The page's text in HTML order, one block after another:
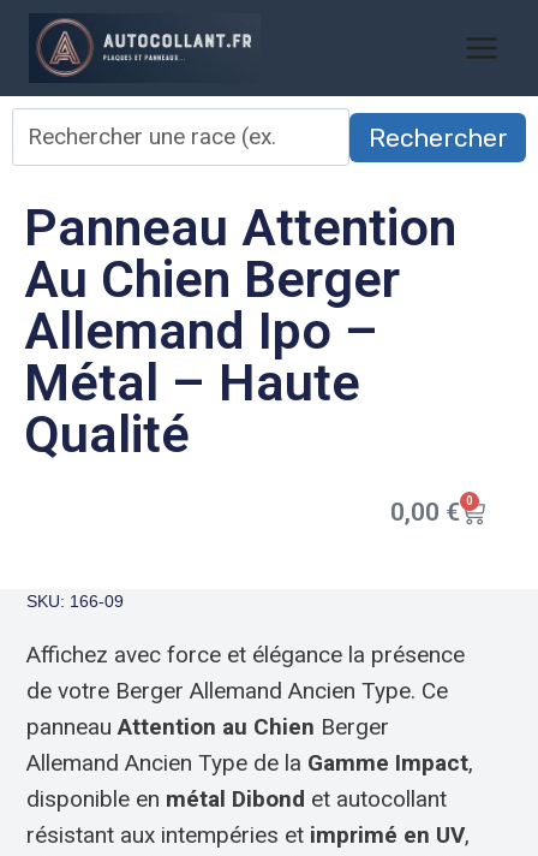
Rechercher
Panneau Attention
Au Chien Berger
Allemand Ipo –
Métal – Haute
Qualité
0,00 € 0
SKU: 166-09
Affichez avec force et élégance la présence
de votre Berger Allemand Ancien Type. Ce
panneauAttention au Chien Berger
Allemand Ancien Type de la Gamme Impact,
disponible en métal Dibond et autocollant
résistant aux intempéries et imprimé en UV,